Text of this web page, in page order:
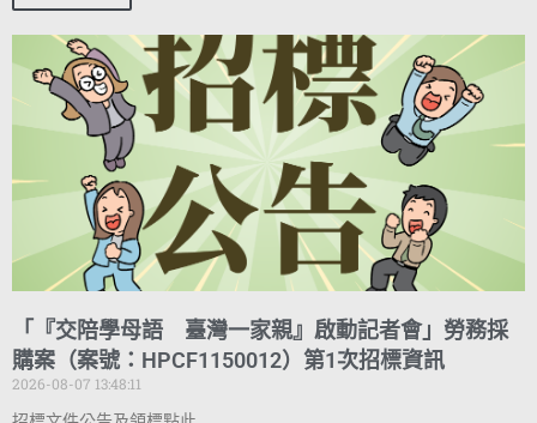
「『交陪學母語 臺灣一家親』啟動記者會」勞務採
購案（案號：HPCF1150012）第1次招標資訊
2026-08-07 13:48:11